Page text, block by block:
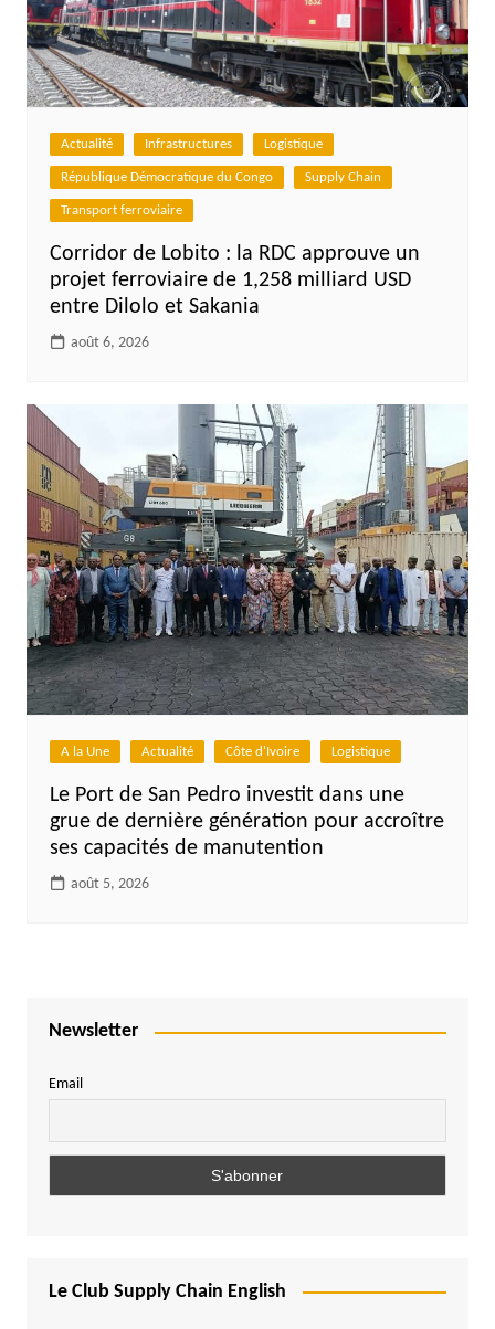
Actualité Infrastructures Logistique
République Démocratique du Congo Supply Chain
Transport ferroviaire
Corridor de Lobito : la RDC approuve un
projet ferroviaire de 1,258 milliard USD
entre Dilolo et Sakania
août 6, 2026
A la Une Actualité Côte d'Ivoire Logistique
Le Port de San Pedro investit dans une
grue de dernière génération pour accroître
ses capacités de manutention
août 5, 2026
Newsletter
Email
Le Club Supply Chain English